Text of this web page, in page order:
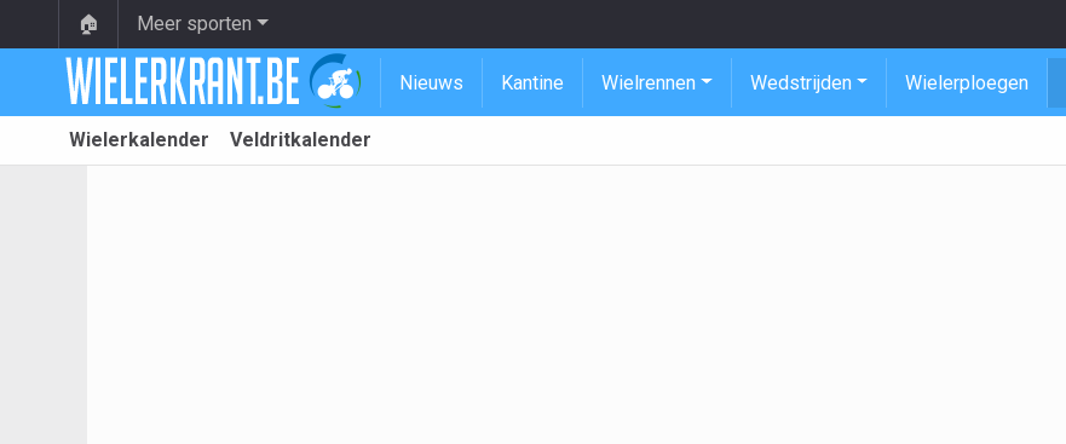
🏠 Meer sporten
Nieuws Kantine Wielrennen Wedstrijden Wielerploegen
Wielerkalender Veldritkalender